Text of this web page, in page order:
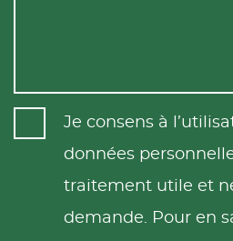
Je consens à
données
traitement utile et
demande. Pour en